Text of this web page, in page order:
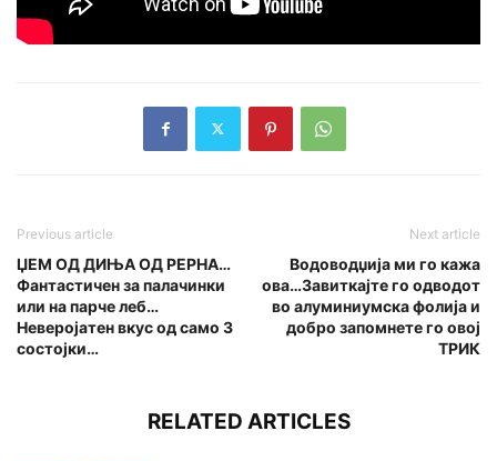
Previous article
ЏЕМ ОД ДИЊА ОД РЕРНА…
Фантастичен за палачинки
или на парче леб…
Неверојатен вкус од само 3
состојки…
Next article
Водоводџија ми го кажа
ова…Завиткајте го одводот
во алуминиумска фолија и
добро запомнете го овој
ТРИК
RELATED ARTICLES